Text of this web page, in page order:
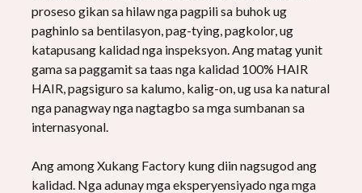
proseso gikan sa hilaw nga pagpili sa buhok ug
paghinlo sa bentilasyon, pag-tying, pagkolor, ug
katapusang kalidad nga inspeksyon. Ang matag yunit
gama sa paggamit sa taas nga kalidad 100% HAIR
HAIR, pagsiguro sa kalumo, kalig-on, ug usa ka natural
nga panagway nga nagtagbo sa mga sumbanan sa
internasyonal.
Ang among Xukang Factory kung diin nagsugod ang
kalidad. Nga adunay mga eksperyensiyado nga mga